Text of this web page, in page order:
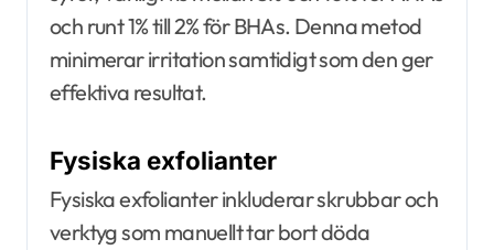
och runt 1% till 2% för BHAs. Denna metod
minimerar irritation samtidigt som den ger
effektiva resultat.
Fysiska exfolianter
Fysiska exfolianter inkluderar skrubbar och
verktyg som manuellt tar bort döda